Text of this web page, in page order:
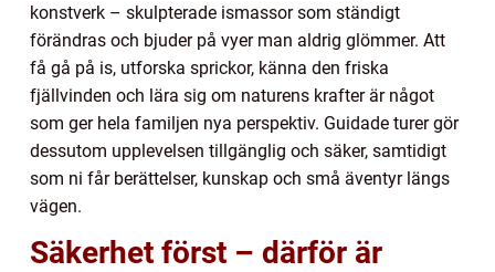
konstverk – skulpterade ismassor som ständigt
förändras och bjuder på vyer man aldrig glömmer. Att
få gå på is, utforska sprickor, känna den friska
fjällvinden och lära sig om naturens krafter är något
som ger hela familjen nya perspektiv. Guidade turer gör
dessutom upplevelsen tillgänglig och säker, samtidigt
som ni får berättelser, kunskap och små äventyr längs
vägen.
Säkerhet först – därför är